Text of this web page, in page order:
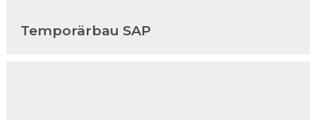
Temporärbau SAP